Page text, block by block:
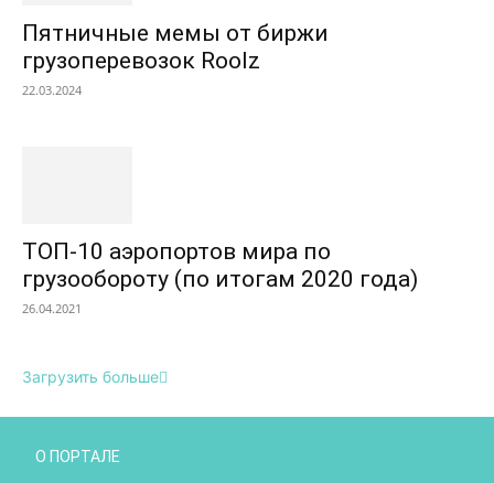
Пятничные мемы от биржи
грузоперевозок Roolz
22.03.2024
ТОП-10 аэропортов мира по
грузообороту (по итогам 2020 года)
26.04.2021
Загрузить больше
О ПОРТАЛЕ